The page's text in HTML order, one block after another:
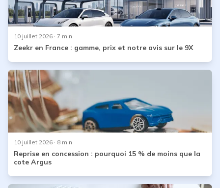
10 juillet 2026 · 7 min
Zeekr en France : gamme, prix et notre avis sur le 9X
10 juillet 2026 · 8 min
Reprise en concession : pourquoi 15 % de moins que la
cote Argus